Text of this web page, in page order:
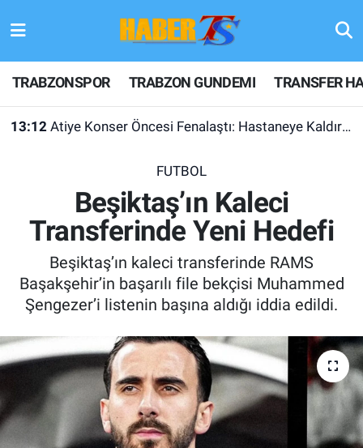
TRABZONSPOR TRABZON GUNDEMI TRANSFER
13:12 Atiye Konser Öncesi Fenalaştı: Hastaneye Kaldırıldı
FUTBOL
Beşiktaş’ın Kaleci
Transferinde Yeni Hedefi
Beşiktaş’ın kaleci transferinde RAMS
Başakşehir’in başarılı file bekçisi Muhammed
Şengezer’i listenin başına aldığı iddia edildi.
TRABZONSPOR
TRABZON GUNDEMI
KULİS MEYDANI
1461 TRABZON
FUTBOL
ALT LIGLER
TV VE SİNEMA
BASKETBOL
Hava Durumu
Trafik Durumu
Son Dakika Haberleri
Haber Arşivi